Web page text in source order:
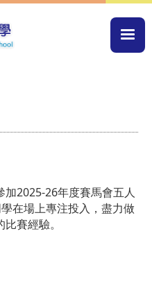
2025-26年度賽馬會五人
在場上專注投入，盡力做
賽經驗。